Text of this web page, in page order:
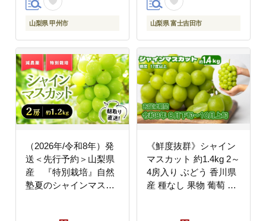
山梨県 甲州市 山梨県 富士吉田市
（2026年/令和8年）発
送＜先行予約＞山梨県
産 『特別栽培』自然
塾夏のシャインマスカ
《鮮度抜群》シャイン
マスカット 約1.4kg 2～
4房入り ぶどう 香川県
産 種なし 果物 葡萄 フ